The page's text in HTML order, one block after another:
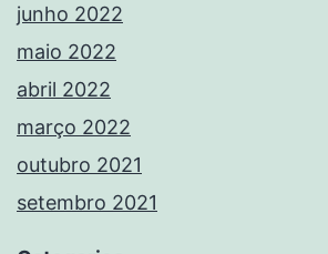
junho 2022
maio 2022
abril 2022
março 2022
outubro 2021
setembro 2021